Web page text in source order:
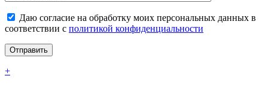
Даю согласие на обработку моих персональных данных в
соответствии с политикой конфиденциальности
+